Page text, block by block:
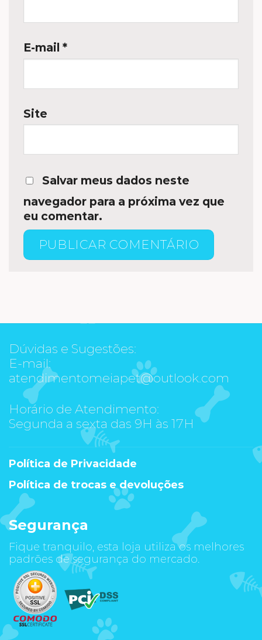
E-mail *
Site
Salvar meus dados neste
navegador para a próxima vez que
eu comentar.
Dúvidas e Sugestões:
E-mail:
atendimentomeiapet@outlook.com
Horário de Atendimento:
Segunda a sexta das 9H às 17H
Política de Privacidade
Política de trocas e devoluções
Segurança
Fique tranquilo, esta loja utiliza os melhores
padrões de segurança do mercado.